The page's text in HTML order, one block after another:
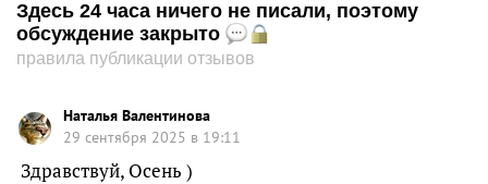
Здесь 24 часа ничего не писали, поэтому
обсуждение закрыто
правила публикации отзывов
Наталья Валентинова
29 сентября 2025 в 19:11
Здравствуй, Осень )